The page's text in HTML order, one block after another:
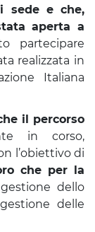
sede e che,
aperta a
partecipare
realizzata in
Italiana
il percorso
in corso,
l’obiettivo di
che per la
dello
delle